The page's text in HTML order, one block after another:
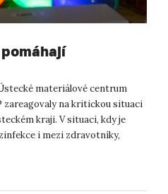
materiálové centrum
zareagovaly na kritickou situaci
kraji. V situaci, kdy je
i mezi zdravotníky,